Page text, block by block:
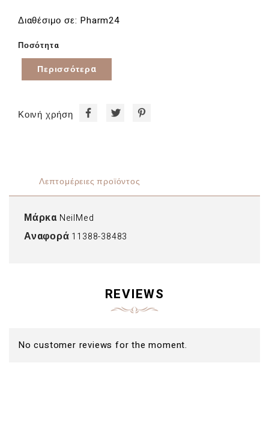
Διαθέσιμο σε: Pharm24
Ποσότητα
Περισσότερα
Κοινή χρήση
Λεπτομέρειες προϊόντος
Μάρκα NeilMed
Αναφορά 11388-38483
REVIEWS
No customer reviews for the moment.